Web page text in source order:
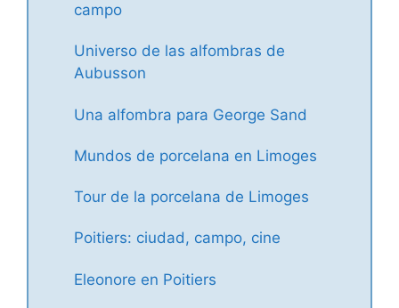
campo
Universo de las alfombras de
Aubusson
Una alfombra para George Sand
Mundos de porcelana en Limoges
Tour de la porcelana de Limoges
Poitiers: ciudad, campo, cine
Eleonore en Poitiers